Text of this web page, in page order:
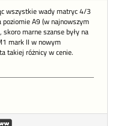
wszystkie wady matryc 4/3
poziomie A9 (w najnowszym
marne szanse były na
mark II w nowym
takiej różnicy w cenie.